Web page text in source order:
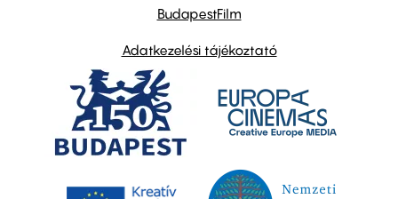
BudapestFilm
Adatkezelési tájékoztató